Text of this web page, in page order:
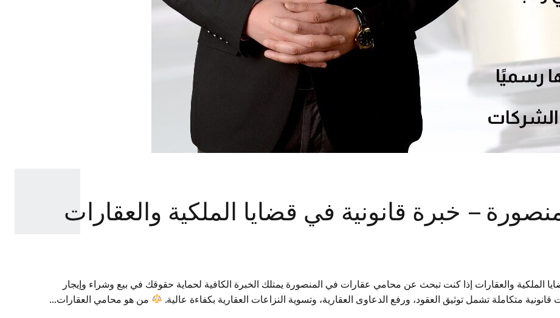
– خبرة قانونية في قضايا الملكية والعقارات
الملكية والعقارات إذا كنت تبحث عن محامي عقارات في المنصورة يمتلك الخبرة الكافية لحماية حقوقك في بيع وشراء وإيجار
متكاملة تشمل توثيق العقود، ورفع الدعاوى العقارية، وتسوية النزاعات العقارية بكفاءة عالية.
من هو محامي العقارات...